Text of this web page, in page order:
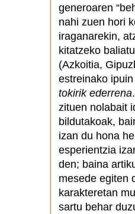
generoaren
nahi zuen hori
iraganarekin,
kitatzeko
(Azkoitia,
estreinako
tokirik ederrena
zituen nolabait
bildutakoak,
izan du hona
esperientzia
den; baina
mesede egiten
karakteretan
sartu behar